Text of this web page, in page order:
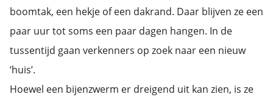
boomtak, een hekje of een dakrand. Daar blijven ze een
paar uur tot soms een paar dagen hangen. In de
tussentijd gaan verkenners op zoek naar een nieuw
‘huis’.
Hoewel een bijenzwerm er dreigend uit kan zien, is ze